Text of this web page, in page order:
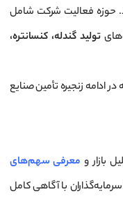
حوزه فعالیت شرکت شامل
تولید گندله، کنسانتره،
ادامه زنجیره تأمین صنایع
بازار و معرفی سهم‌های
با آگاهی کامل